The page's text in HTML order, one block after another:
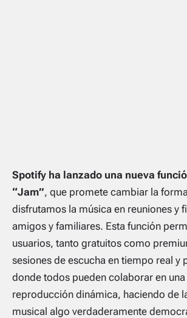
Spotify ha lanzado una nueva
“Jam”, que promete cambiar la
disfrutamos la música en reuniones y
amigos y familiares. Esta función
usuarios, tanto gratuitos como
sesiones de escucha en tiempo real y
donde todos pueden colaborar en
reproducción dinámica, haciendo de
musical algo verdaderamente